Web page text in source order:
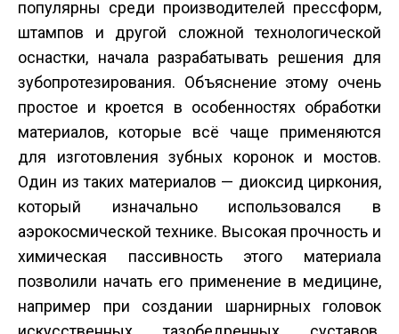
популярны среди производителей пресс­форм,
штампов и другой сложной технологической
оснастки, начала разрабатывать решения для
зубопротезирования. Объяснение этому очень
простое и кроется в особенностях обработки
материалов, которые всё чаще применяются
для изготовления зубных коронок и мостов.
Один из таких материалов — диоксид циркония,
который изначально использовался в
аэрокосмической технике. Высокая прочность и
химическая пассивность этого материала
позволили начать его применение в медицине,
например при создании шарнирных головок